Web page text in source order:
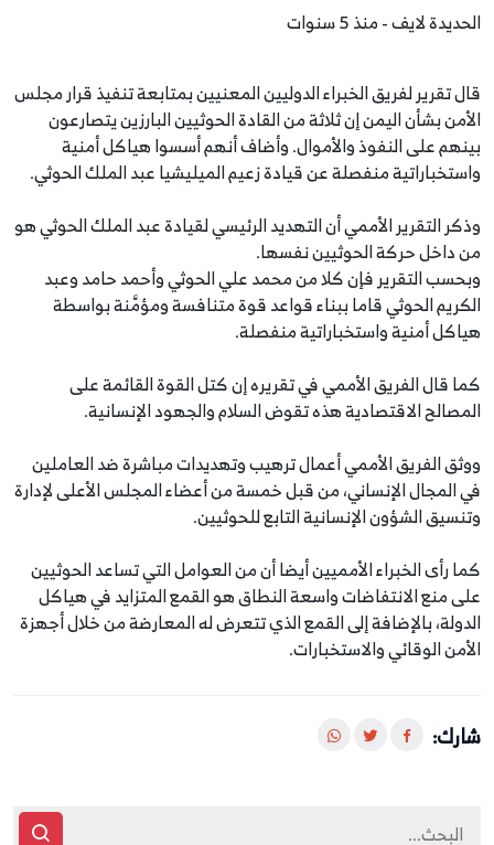
الحديدة لايف - منذ 5 سنوات
قال تقرير لفريق الخبراء الدوليين المعنيين بمتابعة تنفيذ قرار مجلس
الأمن بشأن اليمن إن ثلاثة من القادة الحوثيين البارزين يتصارعون
بينهم على النفوذ والأموال. وأضاف أنهم أسسوا هياكل أمنية
واستخباراتية منفصلة عن قيادة زعيم الميليشيا عبد الملك الحوثي.
وذكر التقرير الأممي أن التهديد الرئيسي لقيادة عبد الملك الحوثي هو
من داخل حركة الحوثيين نفسها.
وبحسب التقرير فإن كلا من محمد علي الحوثي وأحمد حامد وعبد
الكريم الحوثي قاما ببناء قواعد قوة متنافسة ومؤمَّنة بواسطة
هياكل أمنية واستخباراتية منفصلة.
كما قال الفريق الأممي في تقريره إن كتل القوة القائمة على
المصالح الاقتصادية هذه تقوض السلام والجهود الإنسانية.
ووثق الفريق الأممي أعمال ترهيب وتهديدات مباشرة ضد العاملين
في المجال الإنساني، من قبل خمسة من أعضاء المجلس الأعلى لإدارة
وتنسيق الشؤون الإنسانية التابع للحوثيين.
كما رأى الخبراء الأمميين أيضا أن من العوامل التي تساعد الحوثيين
على منع الانتفاضات واسعة النطاق هو القمع المتزايد في هياكل
الدولة، بالإضافة إلى القمع الذي تتعرض له المعارضة من خلال أجهزة
الأمن الوقائي والاستخبارات.
شارك: